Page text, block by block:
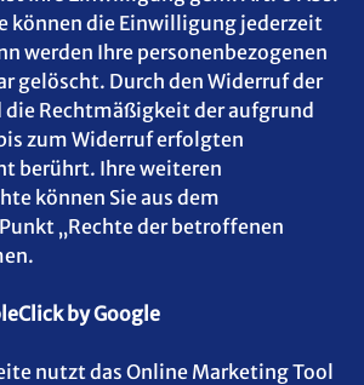
können die Einwilligung jederzeit
werden Ihre personenbezogenen
gelöscht. Durch den Widerruf der
Rechtmäßigkeit der aufgrund
zum Widerruf erfolgten
berührt. Ihre weiteren
können Sie aus dem
„Rechte der betroffenen
by Google
nutzt das Online Marketing Tool